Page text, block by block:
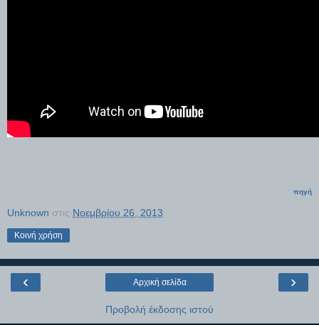
πηγή
Unknown στις Νοεμβρίου 26, 2013
Κοινή χρήση
‹ ›
Αρχική σελίδα
Προβολή έκδοσης ιστού